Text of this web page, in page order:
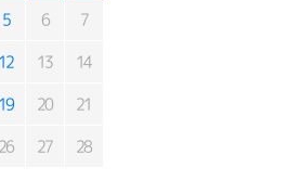
5 6 7
12 13 14
19 20 21
26 27 28